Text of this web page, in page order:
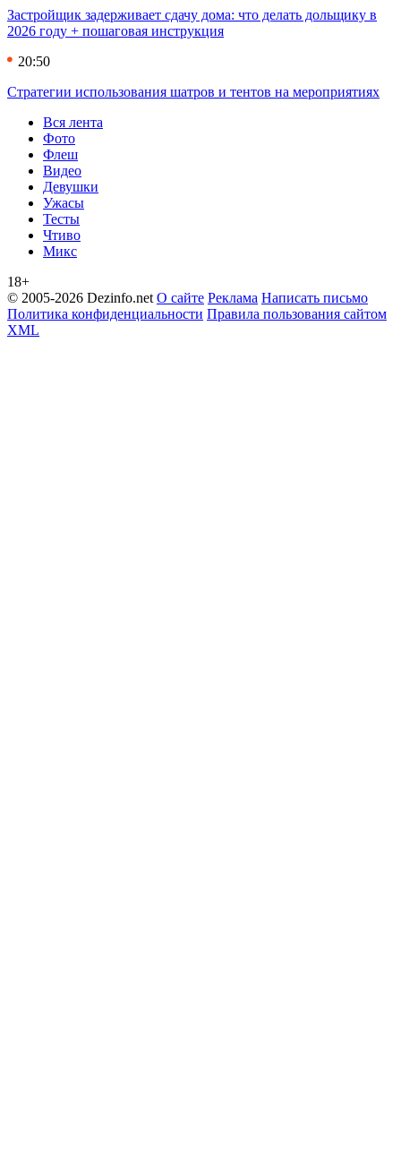
Застройщик задерживает сдачу дома: что делать дольщику в
2026 году + пошаговая инструкция
20:50
Стратегии использования шатров и тентов на мероприятиях
Вся лента
Фото
Флеш
Видео
Девушки
Ужасы
Тесты
Чтиво
Микс
18+
© 2005-2026 Dezinfo.net О сайте Реклама Написать письмо
Политика конфиденциальности Правила пользования сайтом
XML